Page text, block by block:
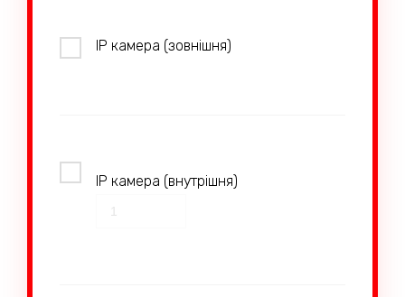
IP камера (зовнішня)
IP камера (внутрішня)